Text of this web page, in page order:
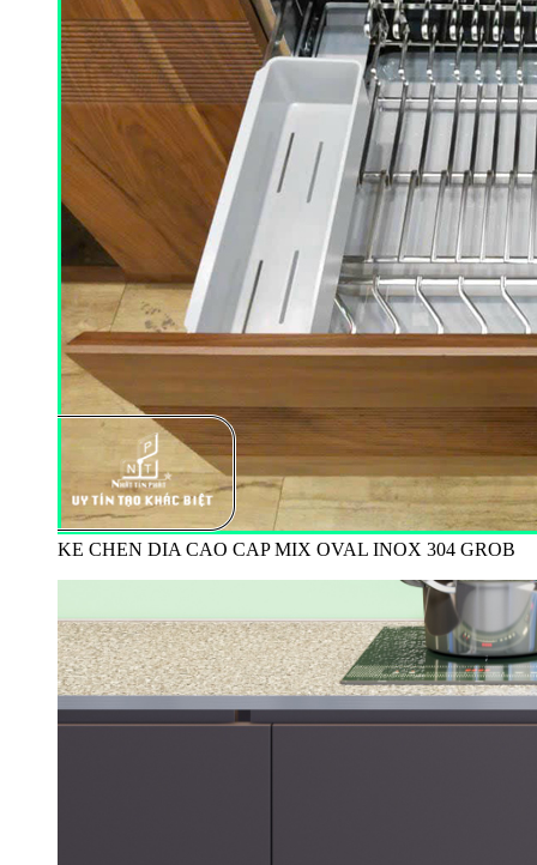
KE CHEN DIA CAO CAP MIX OVAL INOX 304 GROB